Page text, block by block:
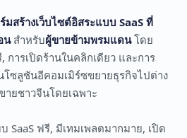
สร้างเว็บไซต์อิสระแบบ SaaS ที่
นสำหรับผู้ขายข้ามพรมแดนโดย
การเปิดร้านในคลิกเดียว และการ
โซลูชันอีคอมเมิร์ซขยายธุรกิจไปต่าง
ายชาวจีนโดยเฉพาะ
SaaS ฟรี, มีเทมเพลตมากมาย, เปิด